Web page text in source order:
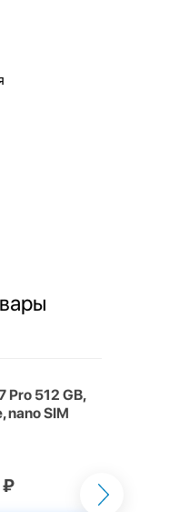
Pro 512 GB,
nano SIM
₽